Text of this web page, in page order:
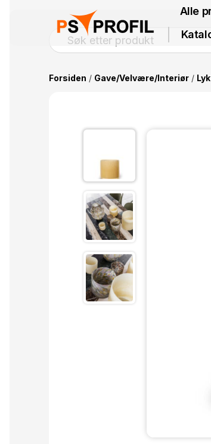
Alle
Forsiden / Gave/Velvære/Interiør/